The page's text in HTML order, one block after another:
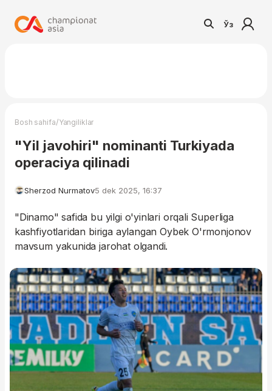
Ўз
Bosh sahifa/Yangiliklar
"Yil javohiri" nominanti Turkiyada
operaciya qilinadi
Sherzod Nurmatov5 dek 2025, 16:37
"Dinamo" safida bu yilgi o'yinlari orqali Superliga
kashfiyotlaridan biriga aylangan Oybek O'rmonjonov
mavsum yakunida jarohat olgandi.